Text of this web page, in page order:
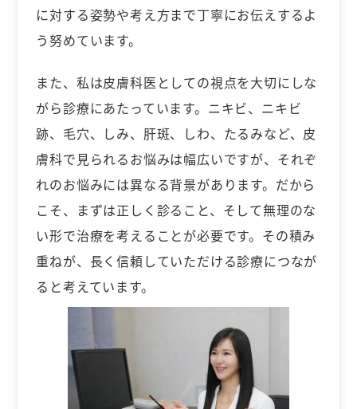
に対する姿勢や考え方まで丁寧にお伝えするよ
う努めています。
また、私は皮膚科医としての視点を大切にしな
がら診療にあたっています。ニキビ、ニキビ
跡、毛穴、しみ、肝斑、しわ、たるみなど、皮
膚科で見られるお悩みは幅広いですが、それぞ
れのお悩みには異なる背景があります。だから
こそ、まずは正しく診ること、そして無理のな
い形で治療を考えることが必要です。その積み
重ねが、長く信頼していただける診療につなが
ると考えています。